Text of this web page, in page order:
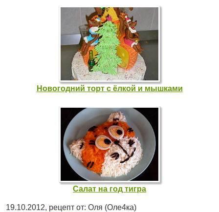
Новогодний торт с ёлкой и мышками
Салат на год тигра
19.10.2012, рецепт от: Оля (Оле4ка)